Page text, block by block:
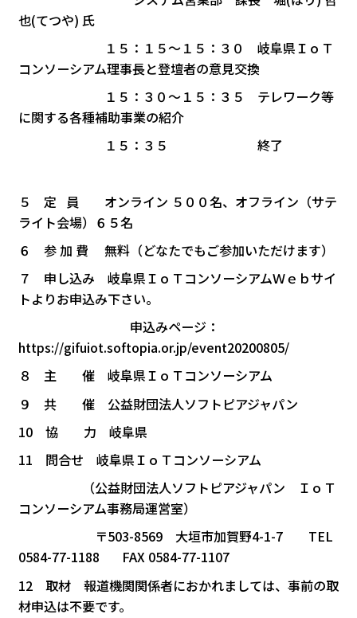
也(てつや) 氏
１５：１５～１５：３０ 岐阜県ＩｏＴ
コンソーシアム理事長と登壇者の意見交換
１５：３０～１５：３５ テレワーク等
に関する各種補助事業の紹介
１５：３５ 終了
５ 定 員 オンライン ５００名、オフライン（サテ
ライト会場）６５名
６ 参 加 費 無料（どなたでもご参加いただけます）
７ 申し込み 岐阜県ＩｏＴコンソーシアムＷｅｂサイ
トよりお申込み下さい。
申込みページ：
https://gifuiot.softopia.or.jp/event20200805/
８ 主 催 岐阜県ＩｏＴコンソーシアム
９ 共 催 公益財団法人ソフトピアジャパン
10 協 力 岐阜県
11 問合せ 岐阜県ＩｏＴコンソーシアム
（公益財団法人ソフトピアジャパン ＩｏＴ
コンソーシアム事務局運営室）
〒503-8569 大垣市加賀野4-1-7 TEL
0584-77-1188 FAX 0584-77-1107
12 取材 報道機関関係者におかれましては、事前の取
材申込は不要です。